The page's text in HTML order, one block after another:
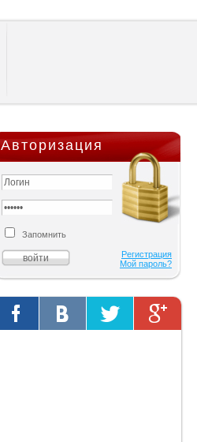
Авторизация
Запомнить
Регистрация
Мой пароль?